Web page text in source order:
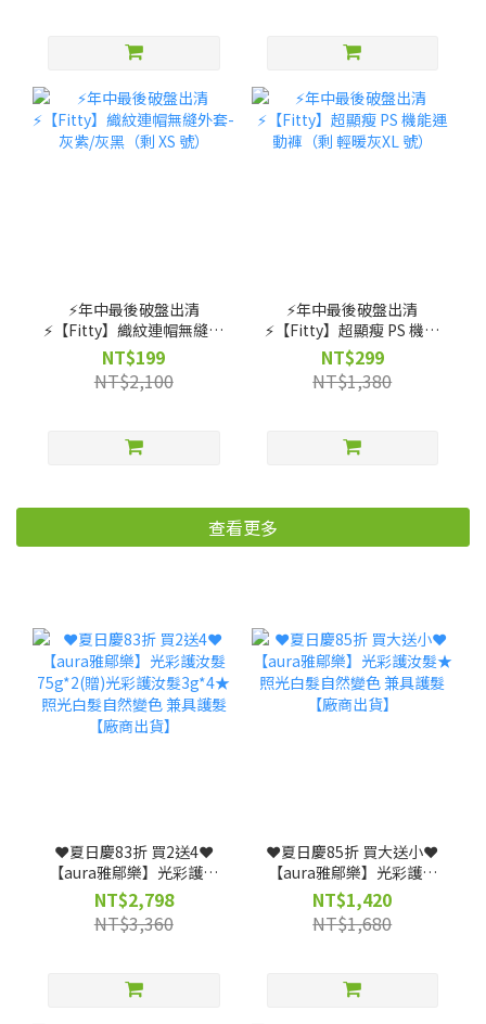
⚡️年中最後破盤出清
⚡️【Fitty】織紋連帽無縫外
套-灰紫/灰黑（剩 XS 號）
NT$199
NT$2,100
⚡️年中最後破盤出清
⚡️【Fitty】超顯瘦 PS 機能
運動褲（剩 輕暖灰XL 號）
NT$299
NT$1,380
查看更多
❤️夏日慶83折 買2送4❤️
【aura雅鄔樂】光彩護汝
髮75g*2(贈)光彩護汝髮
3g*4★照光白髮自然變色
兼具護髮【廠商出貨】
NT$2,798
NT$3,360
❤️夏日慶85折 買大送小❤️
【aura雅鄔樂】光彩護汝
髮★照光白髮自然變色 兼
具護髮【廠商出貨】
NT$1,420
NT$1,680